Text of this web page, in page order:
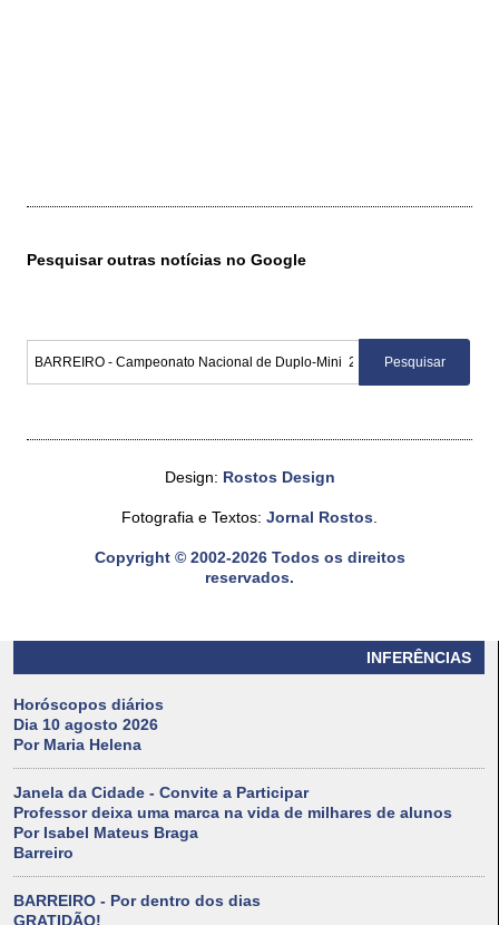
INFERÊNCIAS
Horóscopos diários
Dia 10 agosto 2026
Por Maria Helena
Janela da Cidade - Convite a Participar
Professor deixa uma marca na vida de milhares de alunos
Por Isabel Mateus Braga
Barreiro
BARREIRO - Por dentro dos dias
GRATIDÃO!
Pesquisar outras notícias no Google
Design: Rostos Design
Fotografia e Textos: Jornal Rostos.
Copyright © 2002-2026 Todos os direitos
reservados.